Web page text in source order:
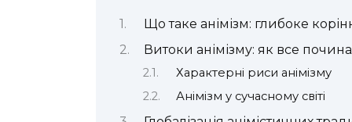
Що таке анімізм: глибоке
Витоки анімізму: як все
Характерні риси анімізму
Анімізм у сучасному світі